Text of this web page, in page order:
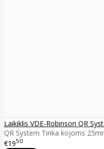
Laikiklis VDE-Robinson QR
QR System Tinka kojoms
€1950